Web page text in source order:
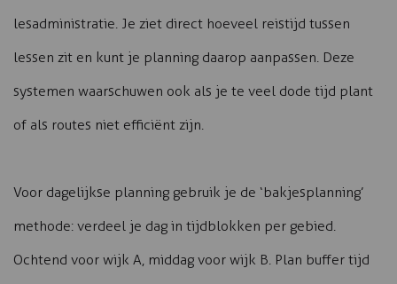
lesadministratie. Je ziet direct hoeveel reistijd tussen
lessen zit en kunt je planning daarop aanpassen. Deze
systemen waarschuwen ook als je te veel dode tijd plant
of als routes niet efficiënt zijn.
Voor dagelijkse planning gebruik je de ‘bakjesplanning’
methode: verdeel je dag in tijdblokken per gebied.
Ochtend voor wijk A, middag voor wijk B. Plan buffer tijd